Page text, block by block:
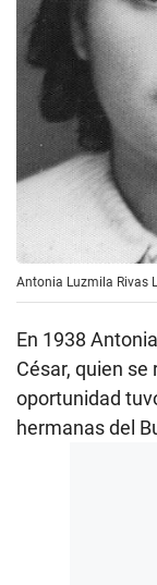
Antonia Luzmila Rivas
En 1938
César, quien
oportunidad
hermanas del